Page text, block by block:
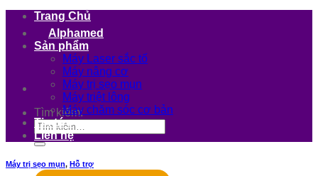
Tìm kiếm:
Trang Chủ
Alphamed
Sản phẩm
Máy Laser sắc tố
Máy nâng cơ
Máy trị sẹo mụn
Máy triệt lông
Máy chăm sóc cơ bản
Tin tức
Liên hệ
Máy trị sẹo mụn, Hỗ trợ